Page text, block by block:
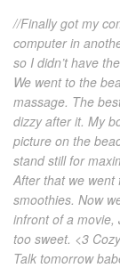
//Finally got my
computer in
so I didn’t have
We went to the
massage. The
dizzy after it. My
picture on the
stand still for
After that we
smoothies. Now
infront of a movie,
too sweet. <3
Talk tomorrow